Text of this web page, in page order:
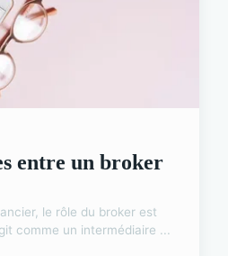
entre un broker
le rôle du broker est
comme un intermédiaire ...